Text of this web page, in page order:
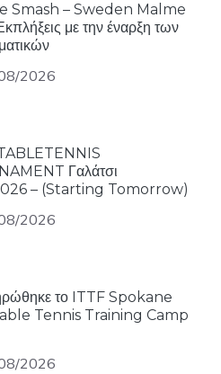
Smash – Sweden Malme
με την έναρξη των
2026
Γαλάτσι
– (Starting Tomorrow)
2026
το ITTF Spokane
Tennis Training Camp
2026